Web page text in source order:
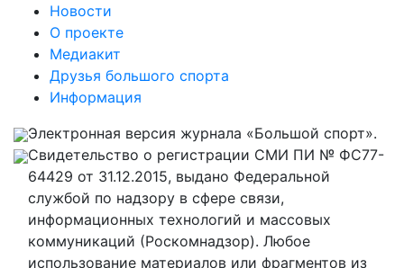
Новости
О проекте
Медиакит
Друзья большого спорта
Информация
Электронная версия журнала «Большой спорт».
Свидетельство о регистрации СМИ ПИ № ФС77-
64429 от 31.12.2015, выдано Федеральной
службой по надзору в сфере связи,
информационных технологий и массовых
коммуникаций (Роскомнадзор). Любое
использование материалов или фрагментов из